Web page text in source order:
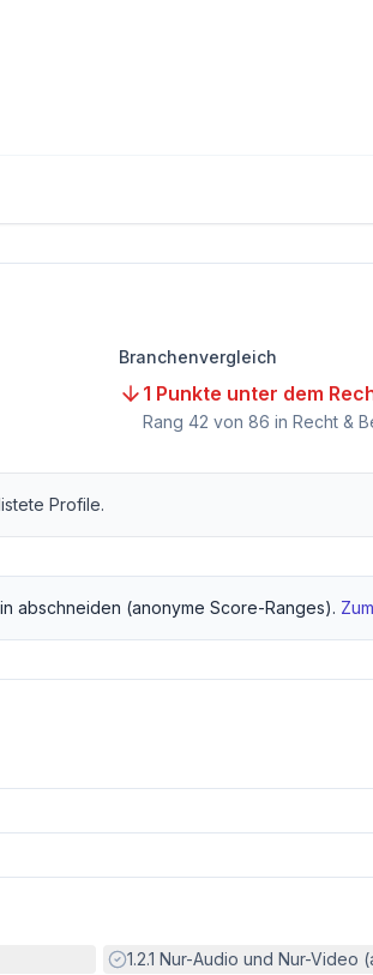
Branchenvergleich
1 Punkte unter dem
Rang 42 von 86 in Recht &
Profile.
abschneiden (anonyme Score-Ranges).
Erfüllt:
1.2.1 Nur-Audio und Nur-Video